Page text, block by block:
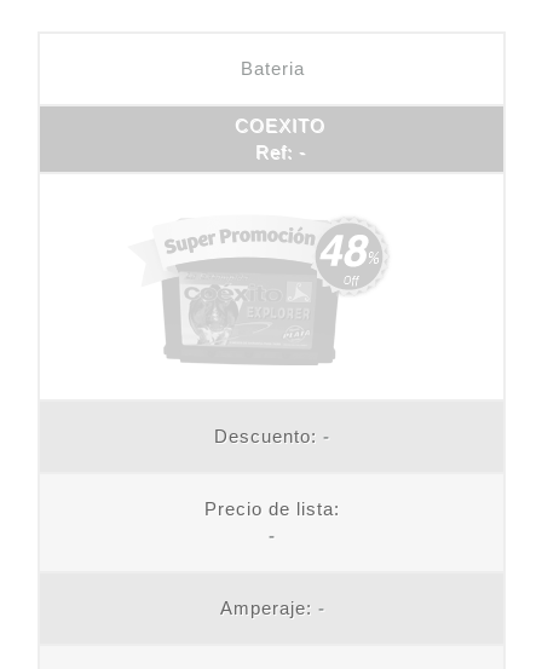
Bateria
COEXITO
Ref: -
Descuento: -
Precio de lista:
-
Amperaje: -